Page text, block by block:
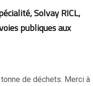
Solvay RICL,
publiques aux
de déchets. Merci à